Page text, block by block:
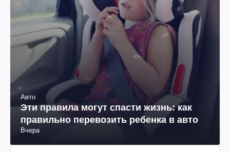
Авто
Эти правила могут спасти жизнь: как
правильно перевозить ребенка в авто
Вчера